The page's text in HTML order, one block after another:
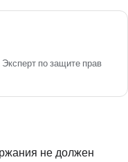
по защите прав
не должен